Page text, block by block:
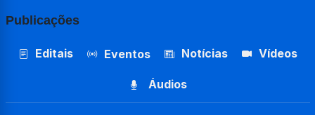
Publicações
Editais Eventos Notícias Vídeos
Áudios